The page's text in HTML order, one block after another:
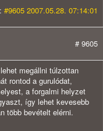
#9605 2007.05.28. 07:14:01
# 9605
megállni túlzottan
rontod a gurulódat,
a forgalmi helyzet
így lehet kevesebb
több bevételt elérni.